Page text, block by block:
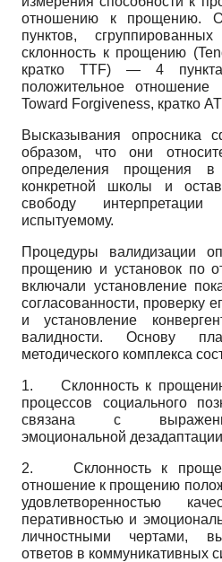
отношению к прощению.
пунктов,
склонность к прощению
кратко TTF) — 4
положительное
Toward Forgiveness, кратко
Высказывания опросника
образом, что они
определения прощения
конкретной школы и
свободу
испытуемому.
Процедуры валидизации
прощению и установок по
включали установление
согласованности, проверку
и установление
валидности. Основу
методического комплекса
1. Склонность к
процессов социального
связана с
эмоциональной
2. Склонность к
отношение к прощению
удовлетворенностью
перативностью и
личностными чертами,
ответов в коммуникативных